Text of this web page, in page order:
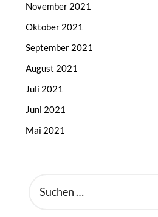
November 2021
Oktober 2021
September 2021
August 2021
Juli 2021
Juni 2021
Mai 2021
NACH: